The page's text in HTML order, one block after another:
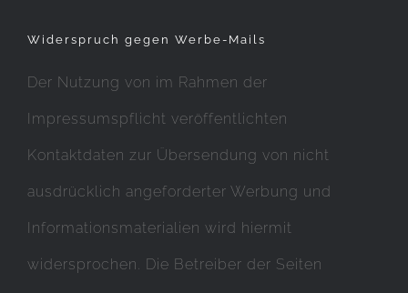
Widerspruch gegen Werbe-Mails
Der Nutzung von im Rahmen der
Impressumspflicht veröffentlichten
Kontaktdaten zur Übersendung von nicht
ausdrücklich angeforderter Werbung und
Informationsmaterialien wird hiermit
widersprochen. Die Betreiber der Seiten